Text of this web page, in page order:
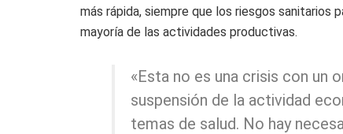
más rápida, siempre que los riesgos sanitarios
mayoría de las actividades productivas.
«Esta no es una crisis con un
suspensión de la actividad
temas de salud. No hay